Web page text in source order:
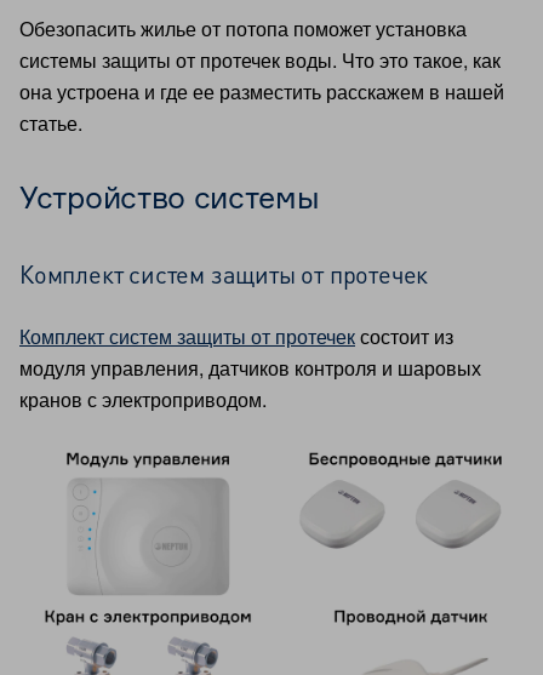
Обезопасить жилье от потопа поможет установка
системы защиты от протечек воды. Что это такое, как
она устроена и где ее разместить расскажем в нашей
статье.
Устройство системы
Комплект систем защиты от протечек
Комплект систем защиты от протечексостоит из
модуля управления, датчиков контроля и шаровых
кранов с электроприводом.